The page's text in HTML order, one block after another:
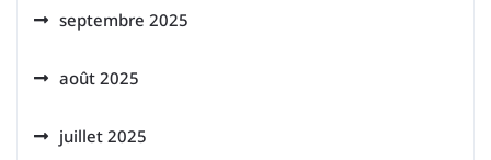
septembre 2025
août 2025
juillet 2025